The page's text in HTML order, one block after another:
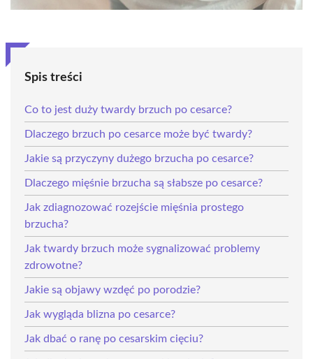
Spis treści
Co to jest duży twardy brzuch po cesarce?
Dlaczego brzuch po cesarce może być twardy?
Jakie są przyczyny dużego brzucha po cesarce?
Dlaczego mięśnie brzucha są słabsze po cesarce?
Jak zdiagnozować rozejście mięśnia prostego
brzucha?
Jak twardy brzuch może sygnalizować problemy
zdrowotne?
Jakie są objawy wzdęć po porodzie?
Jak wygląda blizna po cesarce?
Jak dbać o ranę po cesarskim cięciu?